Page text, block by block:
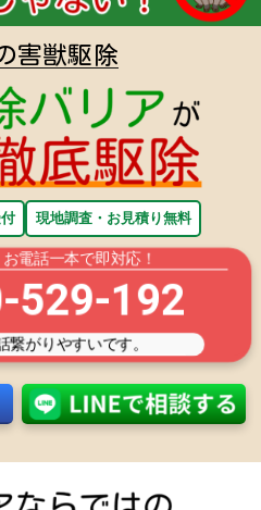
害獣駆除
現地調査・お見積り無料
電話一本で即対応！
529-192
繋がりやすいです。